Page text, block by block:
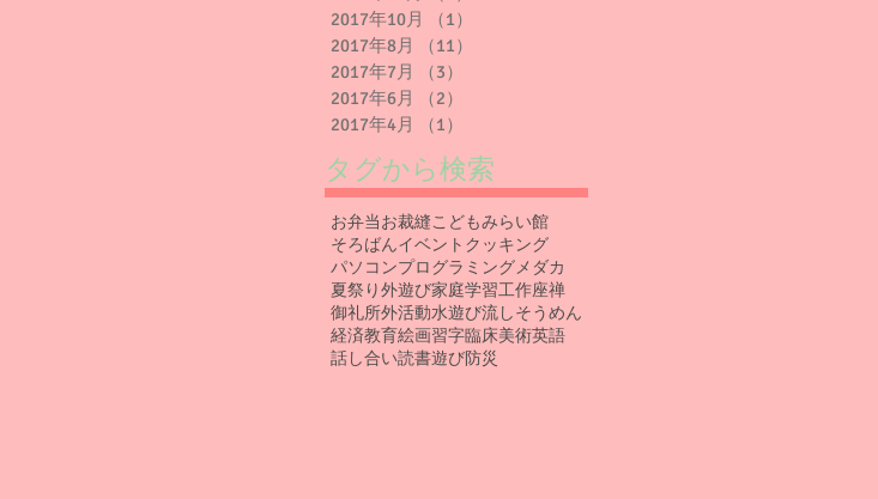
2017年10月
（1）
2017年8月
（11）
2017年7月
（3）
2017年6月
（2）
2017年4月
（1）
タグから検索
お弁当お裁縫こどもみらい館
そろばんイベント クッキング
パソコンプログラミングメダカ
夏祭り外遊び家庭学習工作座禅
御礼所外活動水遊び流しそうめん
経済教育絵画習字臨床美術英語
話し合い読書遊び防災